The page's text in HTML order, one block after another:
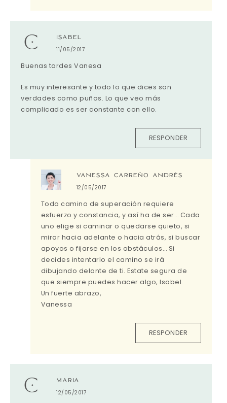
ISABEL
11/05/2017
Buenas tardes Vanesa
Es muy interesante y todo lo que dices son
verdades como puños. Lo que veo más
complicado es ser constante con ello.
RESPONDER
VANESSA CARREÑO ANDRÉS
12/05/2017
Todo camino de superación requiere
esfuerzo y constancia, y así ha de ser… Cada
uno elige si caminar o quedarse quieto, si
mirar hacia adelante o hacia atrás, si buscar
apoyos o fijarse en los obstáculos… Si
decides intentarlo el camino se irá
dibujando delante de ti. Estate segura de
que siempre puedes hacer algo, Isabel.
Un fuerte abrazo,
Vanessa
RESPONDER
MARIA
12/05/2017